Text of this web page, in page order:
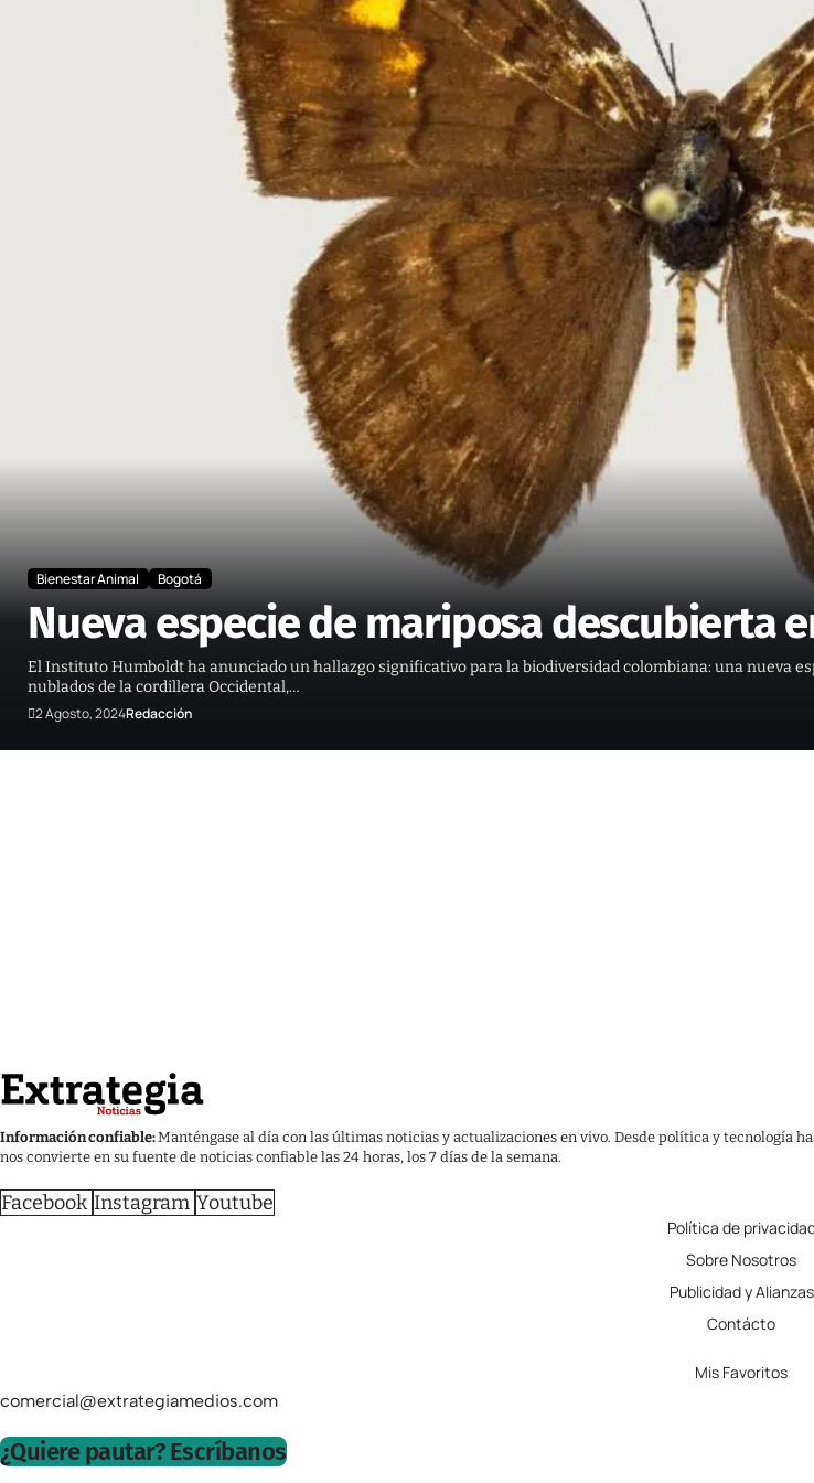
Bienestar Animal Bogotá
Nueva especie de mariposa descubierta
El Instituto Humboldt ha anunciado un hallazgo significativo para la biodiversidad colombiana: una nueva
nublados de la cordillera Occidental,…
2 Agosto, 2024Redacción
Información confiable:Manténgase al día con las últimas noticias y actualizaciones en vivo. Desde política y tecnología
nos convierte en su fuente de noticias confiable las 24 horas, los 7 días de la semana.
Facebook Instagram Youtube
Política de
Sobre Nosotros
Publicidad y Alianzas
Contácto
Mis Favoritos
comercial@extrategiamedios.com
¿Quiere pautar? Escríbanos